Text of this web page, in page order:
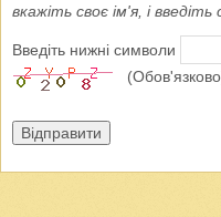
вкажіть своє ім'я, і
Введіть нижні символи
Відправити